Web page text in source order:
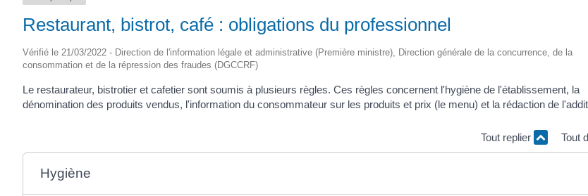
Restaurant, bistrot, café : obligations du professionnel
Vérifié le 21/03/2022 - Direction de l'information légale et administrative (Première ministre), Direction générale de la concurrence, de la
consommation et de la répression des fraudes (DGCCRF)
Le restaurateur, bistrotier et cafetier sont soumis à plusieurs règles. Ces règles concernent l'hygiène de l'établissement, la
dénomination des produits vendus, l'information du consommateur sur les produits et prix (le menu) et la rédaction de
Tout replier Tout
Hygiène